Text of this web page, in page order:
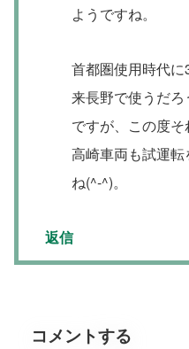
ようですね。
首都圏使用時代
来長野で使うだ
ですが、この度
高崎車両も試運
ね(^-^)。
返信
コメントする